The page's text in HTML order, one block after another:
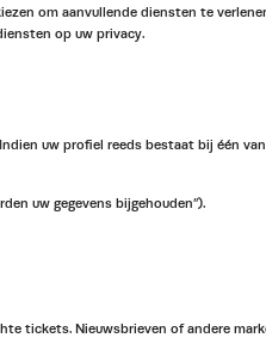
om aanvullende diensten te
op uw privacy.
uw profiel reeds bestaat bij één
uw gegevens bijgehouden”).
tickets. Nieuwsbrieven of andere